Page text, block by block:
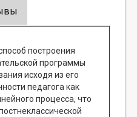
построения
программы
исходя из его
педагога как
процесса, что